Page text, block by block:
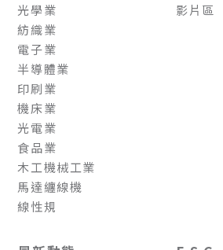
光學業
紡織業
電子業
半導體業
印刷業
機床業
光電業
食品業
木工機械工業
馬達纏線機
線性規
影片區